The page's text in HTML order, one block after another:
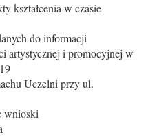
kształcenia w czasie
do informacji
artystycznej i promocyjnej w
Uczelni przy ul.
wnioski